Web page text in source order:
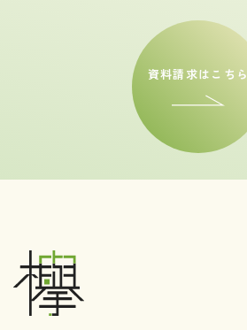
資料請求はこちら